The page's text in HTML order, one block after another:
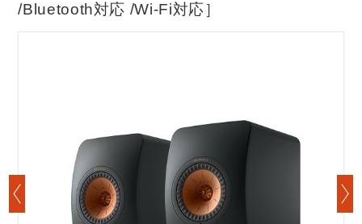
/Bluetooth対応 /Wi-Fi対応］